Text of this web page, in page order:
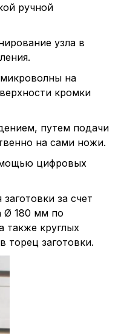
ручной
узла в
на
кромки
путем подачи
на сами ножи.
цифровых
за счет
Ø 180 мм по
также круглых
торец заготовки.